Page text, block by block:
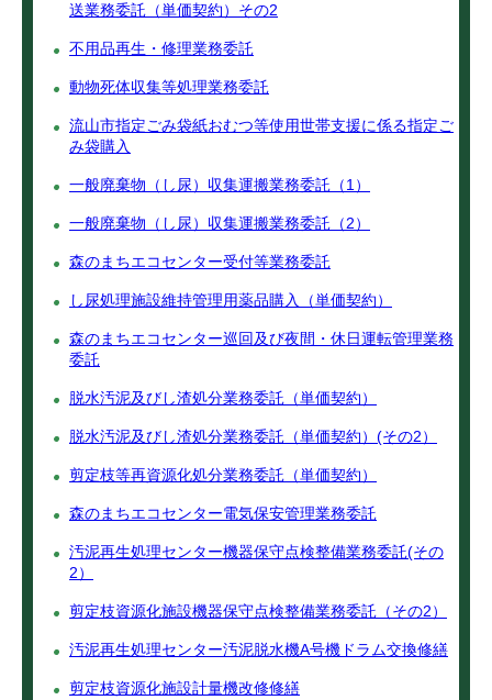
送業務委託（単価契約）その2
不用品再生・修理業務委託
動物死体収集等処理業務委託
流山市指定ごみ袋紙おむつ等使用世帯支援に係る指定ご
み袋購入
一般廃棄物（し尿）収集運搬業務委託（1）
一般廃棄物（し尿）収集運搬業務委託（2）
森のまちエコセンター受付等業務委託
し尿処理施設維持管理用薬品購入（単価契約）
森のまちエコセンター巡回及び夜間・休日運転管理業務
委託
脱水汚泥及びし渣処分業務委託（単価契約）
脱水汚泥及びし渣処分業務委託（単価契約）(その2）
剪定枝等再資源化処分業務委託（単価契約）
森のまちエコセンター電気保安管理業務委託
汚泥再生処理センター機器保守点検整備業務委託(その
2）
剪定枝資源化施設機器保守点検整備業務委託（その2）
汚泥再生処理センター汚泥脱水機A号機ドラム交換修繕
剪定枝資源化施設計量機改修修繕